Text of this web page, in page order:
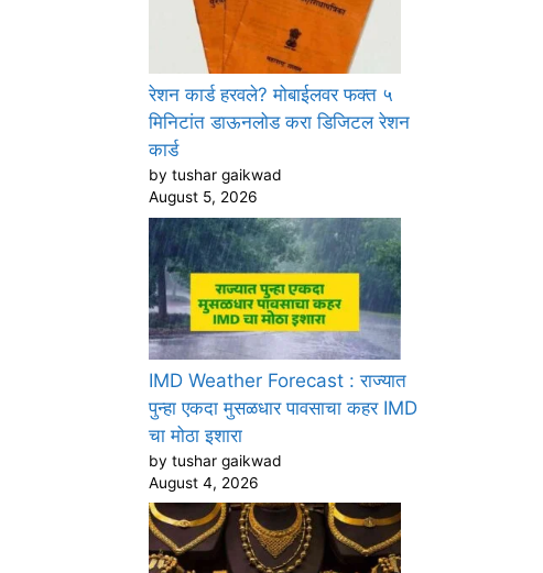
रेशन कार्ड हरवले? मोबाईलवर फक्त ५
मिनिटांत डाऊनलोड करा डिजिटल रेशन
कार्ड
by tushar gaikwad
August 5, 2026
IMD Weather Forecast : राज्यात
पुन्हा एकदा मुसळधार पावसाचा कहर IMD
चा मोठा इशारा
by tushar gaikwad
August 4, 2026